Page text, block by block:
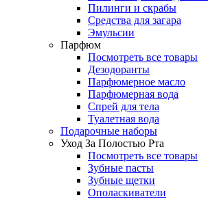
Пилинги и скрабы
Средства для загара
Эмульсии
Парфюм
Посмотреть все товары
Дезодоранты
Парфюмерное масло
Парфюмерная вода
Спрей для тела
Туалетная вода
Подарочные наборы
Уход За Полостью Рта
Посмотреть все товары
Зубные пасты
Зубные щетки
Ополаскиватели